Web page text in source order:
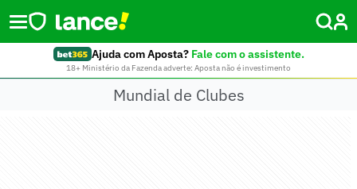
Ajuda com Aposta? Fale com o assistente.
18+ Ministério da Fazenda adverte: Aposta não é investimento
Mundial de Clubes